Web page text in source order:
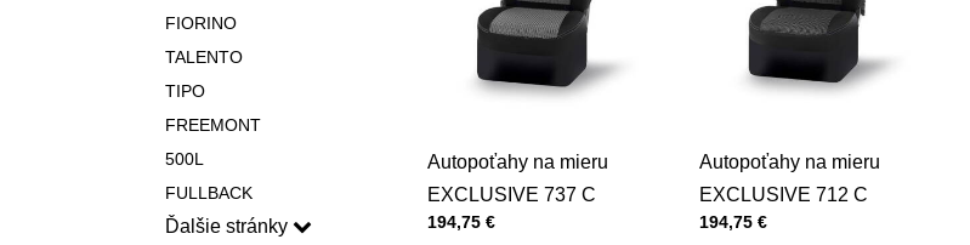
Autopoťahy na mieru
EXCLUSIVE 737 C
Cena s DPH
194,75 €
Autopoťahy na mieru
EXCLUSIVE 712 C
Cena s DPH
194,75 €
FIORINO
TALENTO
TIPO
FREEMONT
500L
FULLBACK
Ďalšie stránky